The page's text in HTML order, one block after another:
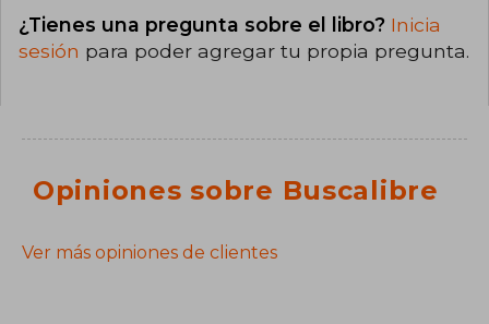
¿Tienes una pregunta sobre el libro? Inicia
sesión para poder agregar tu propia pregunta.
Opiniones sobre Buscalibre
Ver más opiniones de clientes